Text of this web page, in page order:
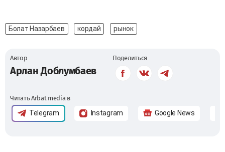
Болат Назарбаев кордай рынок
Автор
Арлан Доблумбаев
Поделиться
Читать Arbat media в
Telegram Instagram Google News